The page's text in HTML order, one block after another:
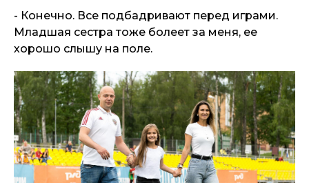
- Конечно. Все подбадривают перед играми.
Младшая сестра тоже болеет за меня, ее
хорошо слышу на поле.